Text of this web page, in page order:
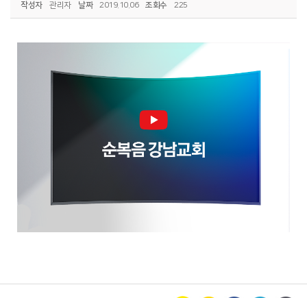
작성자 관리자 날짜 2019.10.06 조회수 225